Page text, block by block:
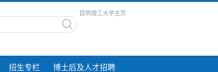
昆明理工大学主页
招生专栏 博士后及人才招聘